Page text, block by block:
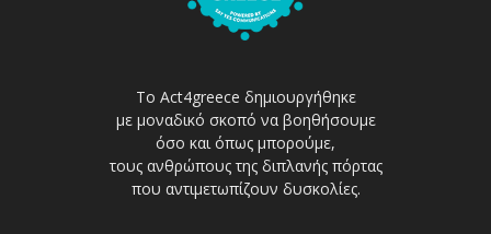
Το Act4greece δημιουργήθηκε
με μοναδικό σκοπό να βοηθήσουμε
όσο και όπως μπορούμε,
τους ανθρώπους της διπλανής πόρτας
που αντιμετωπίζουν δυσκολίες.